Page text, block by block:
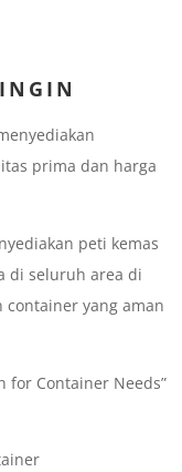
prima dan harga
peti kemas
di seluruh area di
container yang aman
for Container Needs”